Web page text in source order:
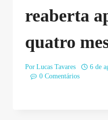
reaberta
quatro
Por Lucas Tavares
6 de
0 Comentários